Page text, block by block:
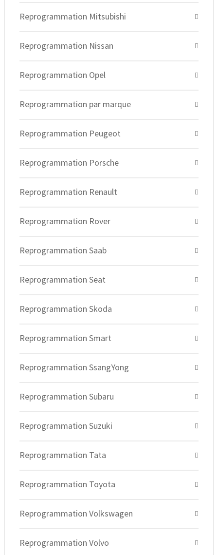
Reprogrammation Mitsubishi
Reprogrammation Nissan
Reprogrammation Opel
Reprogrammation par marque
Reprogrammation Peugeot
Reprogrammation Porsche
Reprogrammation Renault
Reprogrammation Rover
Reprogrammation Saab
Reprogrammation Seat
Reprogrammation Skoda
Reprogrammation Smart
Reprogrammation SsangYong
Reprogrammation Subaru
Reprogrammation Suzuki
Reprogrammation Tata
Reprogrammation Toyota
Reprogrammation Volkswagen
Reprogrammation Volvo